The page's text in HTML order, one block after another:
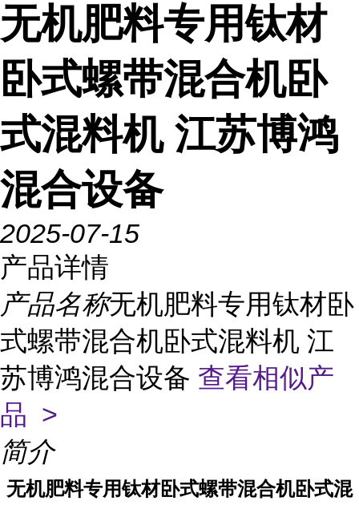
无机肥料专用钛材
卧式螺带混合机卧
式混料机 江苏博鸿
混合设备
2025-07-15
产品详情
产品名称无机肥料专用钛材卧
式螺带混合机卧式混料机 江
苏博鸿混合设备 查看相似产
品 >
简介
无机肥料专用钛材卧式螺带混合机卧式混